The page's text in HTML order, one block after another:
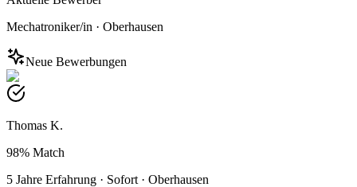
Mechatroniker/in · Oberhausen
Neue Bewerbungen
Thomas K.
98% Match
5 Jahre Erfahrung · Sofort · Oberhausen